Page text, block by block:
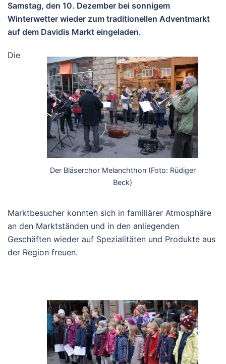
Samstag, den 10. Dezember bei sonnigem
Winterwetter wieder zum traditionellen Adventmarkt
auf dem Davidis Markt eingeladen.
Der Bläserchor Melanchthon (Foto: Rüdiger
Beck)
Die
Marktbesucher konnten sich in familiärer Atmosphäre
an den Marktständen und in den anliegenden
Geschäften wieder auf Spezialitäten und Produkte aus
der Region freuen.